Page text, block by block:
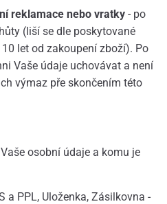
reklamace nebo vratky- po
(liší se dle poskytované
let od zakoupení zboží). Po
Vaše údaje uchovávat a není
výmaz pře skončením této
osobní údaje a komu je
a PPL, Uloženka, Zásilkovna -